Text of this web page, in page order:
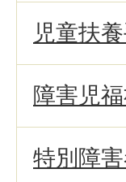
児童扶
障害児
特別障